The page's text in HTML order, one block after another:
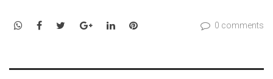
WhatsApp
Facebook
TwitterGoogle+LinkedInPinterest 0 comments